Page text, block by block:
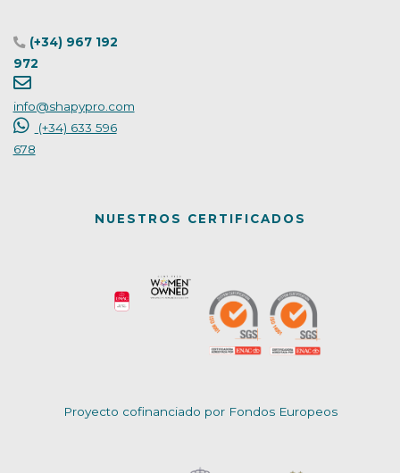
(+34) 967 192
972
info@shapypro.com
(+34) 633 596
678
NUESTROS CERTIFICADOS
Proyecto cofinanciado por Fondos Europeos